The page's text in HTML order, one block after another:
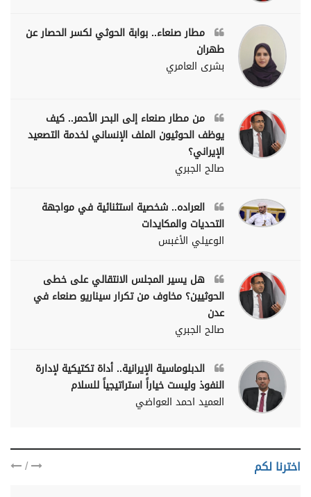
مطار صنعاء.. بوابة الحوثي لكسر الحصار عن
طهران
بشرى العامري
من مطار صنعاء إلى البحر الأحمر.. كيف
يوظف الحوثيون الملف الإنساني لخدمة التصعيد
الإيراني؟
صالح الجبري
العراده.. شخصية استثنائية في مواجهة
التحديات والمكايدات
الوعيلي الأغبس
هل يسير المجلس الانتقالي على خطى
الحوثيين؟ مخاوف من تكرار سيناريو صنعاء في
عدن
صالح الجبري
الدبلوماسية الإيرانية.. أداة تكتيكية لإدارة
النفوذ وليست خياراً استراتيجياً للسلام
العميد احمد العواضي
اخترنا لكم /